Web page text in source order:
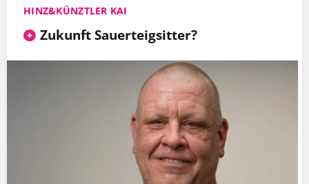
HINZ&KÜNZTLER KAI
Zukunft Sauerteigsitter?